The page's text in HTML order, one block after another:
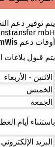
mbH.
أوقات دعم KommWis
يتم قبول بلاغات
الاثنين - الأربعاء
الخميس
الجمعة
باستثناء أيام
البريد الإلكتروني